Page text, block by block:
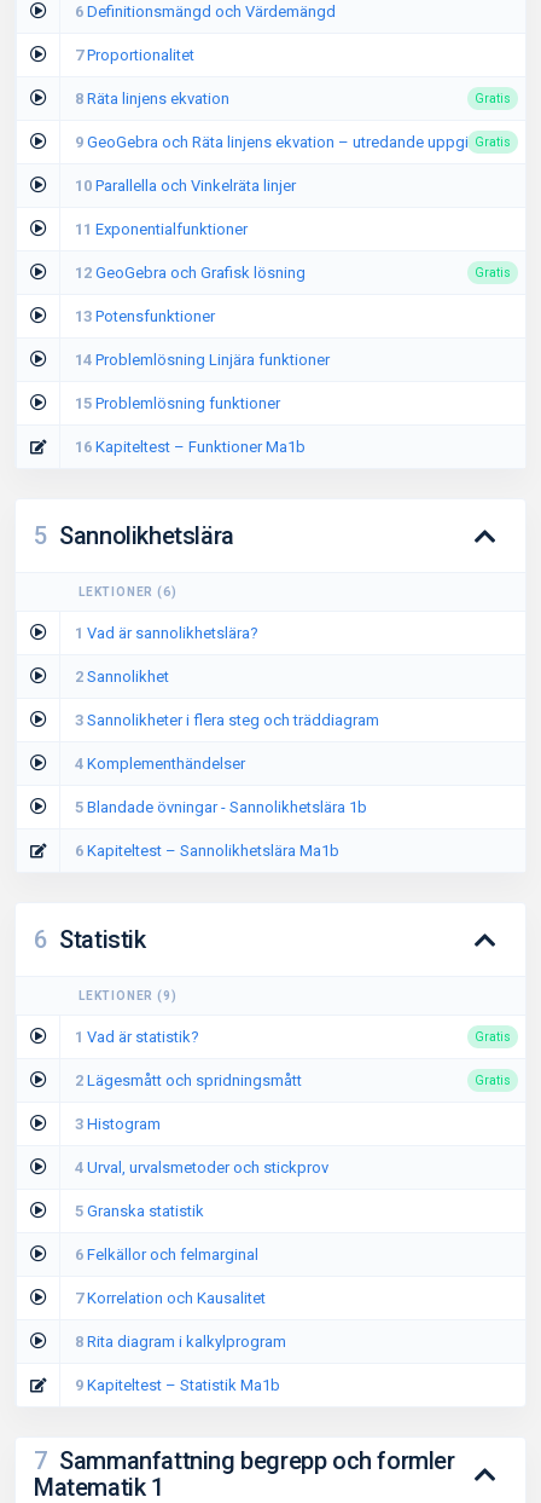
6 Definitionsmängd och Värdemängd
7Proportionalitet
8 Räta linjens ekvation Gratis
9 GeoGebra och Räta linjens ekvation – utredande uppgiftGratis
10 Parallella och Vinkelräta linjer
11 Exponentialfunktioner
12 GeoGebra och Grafisk lösning Gratis
13 Potensfunktioner
14 Problemlösning Linjära funktioner
15 Problemlösning funktioner
16 Kapiteltest – Funktioner Ma1b
5 Sannolikhetslära
LEKTIONER (6)
1 Vad är sannolikhetslära?
2 Sannolikhet
3 Sannolikheter i flera steg och träddiagram
4 Komplementhändelser
5 Blandade övningar - Sannolikhetslära 1b
6 Kapiteltest – Sannolikhetslära Ma1b
6 Statistik
LEKTIONER (9)
1 Vad är statistik? Gratis
2 Lägesmått och spridningsmått Gratis
3 Histogram
4 Urval, urvalsmetoder och stickprov
5 Granska statistik
6 Felkällor och felmarginal
7Korrelation och Kausalitet
8 Rita diagram i kalkylprogram
9 Kapiteltest – Statistik Ma1b
7 Sammanfattning begrepp och formler
Matematik 1